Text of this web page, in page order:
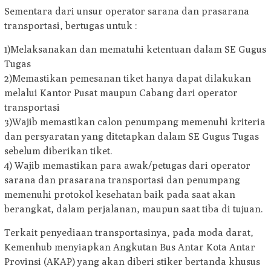
Sementara dari unsur operator sarana dan prasarana
transportasi, bertugas untuk :
1)Melaksanakan dan mematuhi ketentuan dalam SE Gugus
Tugas
2)Memastikan pemesanan tiket hanya dapat dilakukan
melalui Kantor Pusat maupun Cabang dari operator
transportasi
3)Wajib memastikan calon penumpang memenuhi kriteria
dan persyaratan yang ditetapkan dalam SE Gugus Tugas
sebelum diberikan tiket.
4) Wajib memastikan para awak/petugas dari operator
sarana dan prasarana transportasi dan penumpang
memenuhi protokol kesehatan baik pada saat akan
berangkat, dalam perjalanan, maupun saat tiba di tujuan.
Terkait penyediaan transportasinya, pada moda darat,
Kemenhub menyiapkan Angkutan Bus Antar Kota Antar
Provinsi (AKAP) yang akan diberi stiker bertanda khusus